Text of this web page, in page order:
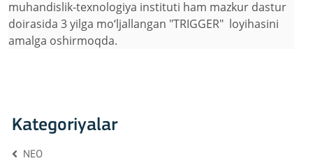
muhandislik-texnologiya instituti ham mazkur dastur
doirasida 3 yilga mo‘ljallangan "TRIGGER" loyihasini
amalga oshirmoqda.
Kategoriyalar
NEO